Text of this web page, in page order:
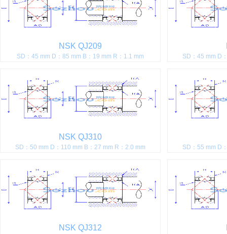
NSK QJ209
SD：45 mm D：85 mm B：19 mm R：1.1 mm SD：45 mm D
NSK QJ310
SD：50 mm D：110 mm B：27 mm R：2.0 mm SD：55 mm D
NSK QJ312